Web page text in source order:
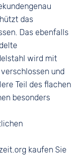
das
Das ebenfalls
wird mit
und
Teil des flachen
besonders
kaufen Sie